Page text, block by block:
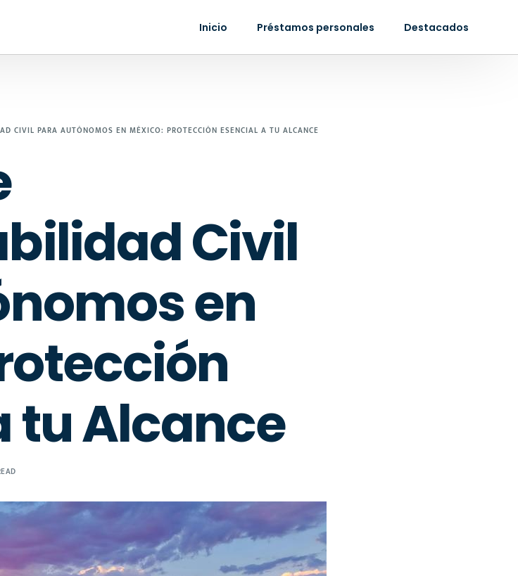
Inicio Préstamos personales Destacados
CIVIL PARA AUTÓNOMOS EN MÉXICO: PROTECCIÓN ESENCIAL A TU ALCANCE
Civil
en
tu Alcance